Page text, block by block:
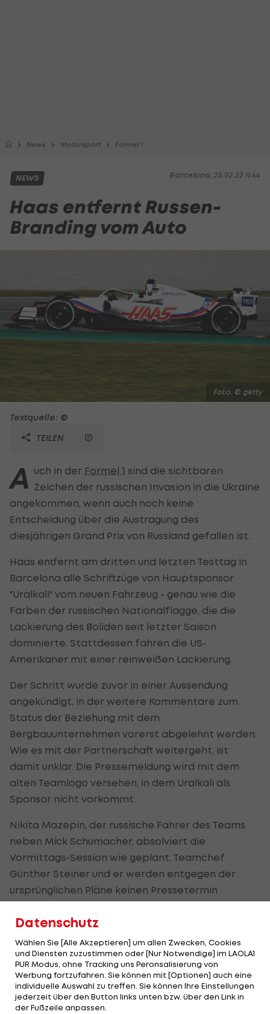
News Motorsport Formel 1
Barcelona, 25.02.22 11:44
NEWS
Haas entfernt Russen-
Branding vom Auto
Foto: © getty
Textquelle: ©
TEILEN
A uch in der Formel 1 sind die sichtbaren
Zeichen der russischen Invasion in die Ukraine
angekommen, wenn auch noch keine
Entscheidung über die Austragung des
diesjährigen Grand Prix von Russland gefallen ist.
Haas entfernt am dritten und letzten Testtag in
Barcelona alle Schriftzüge von Hauptsponsor
"Uralkali" vom neuen Fahrzeug - genau wie die
Farben der russischen Nationalflagge, die die
Lackierung des Boliden seit letzter Saison
dominierte. Stattdessen fahren die US-
Amerikaner mit einer reinweißen Lackierung.
Der Schritt wurde zuvor in einer Aussendung
angekündigt, in der weitere Kommentare zum
Status der Beziehung mit dem
Bergbauunternehmen vorerst abgelehnt werden.
Wie es mit der Partnerschaft weitergeht, ist
damit unklar. Die Pressemeldung wird mit dem
alten Teamlogo versehen, in dem Uralkali als
Sponsor nicht vorkommt.
Nikita Mazepin, der russische Fahrer des Teams
neben Mick Schumacher, absolviert die
Vormittags-Session wie geplant. Teamchef
Günther Steiner und er werden entgegen der
ursprünglichen Pläne keinen Pressetermin
(Fast) ganz in Weiß: Der#Haas
VF-22 ohne#Uralkali-Branding
auf der Strecke. #F1 #Formel1
#F1Testing
Datenschutz
Wählen Sie [Alle Akzeptieren] um allen Zwecken, Cookies
und Diensten zuzustimmen oder [Nur Notwendige] im LAOLA1
PUR Modus, ohne Tracking uns Peronsalisierung von
Werbung fortzufahren. Sie können mit [Optionen] auch eine
individuelle Auswahl zu treffen. Sie können Ihre Einstellungen
jederzeit über den Button links unten bzw. über den Link in
der Fußzeile anpassen.